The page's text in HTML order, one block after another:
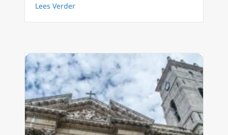
Lees Verderabout Homilie Kardinaal Jozef de Kesel bij